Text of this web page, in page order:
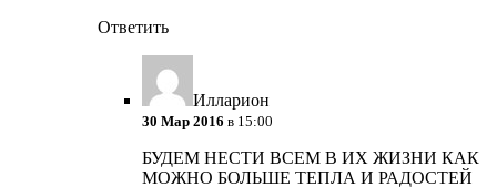
Ответить
Илларион
30 Мар 2016 в 15:00
БУДЕМ НЕСТИ ВСЕМ В ИХ ЖИЗНИ КАК
МОЖНО БОЛЬШЕ ТЕПЛА И РАДОСТЕЙ